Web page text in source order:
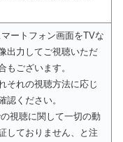
ートフォン画面をTVな
出力してご視聴いただ
もございます。
それの視聴方法に応じ
認ください。
視聴に関して一切の動
しておりません、と注